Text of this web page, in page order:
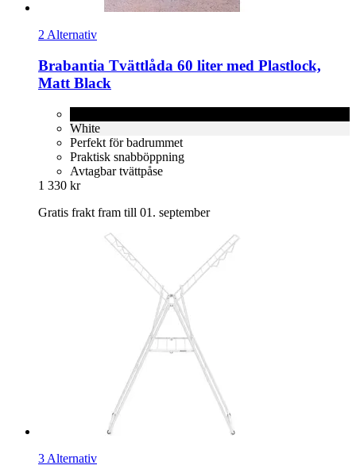
2 Alternativ
Brabantia Tvättlåda 60 liter med Plastlock,
Matt Black
White
Perfekt för badrummet
Praktisk snabböppning
Avtagbar tvättpåse
1 330 kr
Gratis frakt fram till 01. september
3 Alternativ